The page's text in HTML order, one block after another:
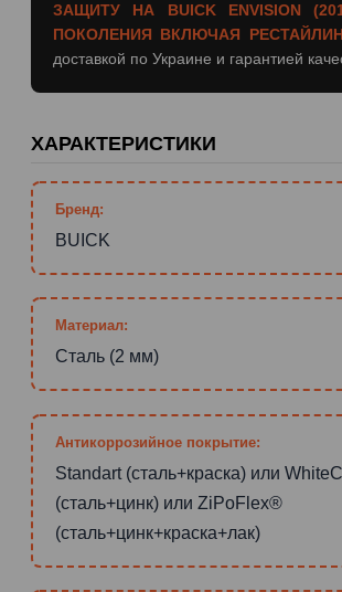
ЗАЩИТУ НА BUICK ENVISION
ПОКОЛЕНИЯ ВКЛЮЧАЯ
доставкой по Украине и гарантией
ХАРАКТЕРИСТИКИ
Бренд:
BUICK
Материал:
Сталь (2 мм)
Антикоррозийное покрытие:
Standart (сталь+краска) или
(сталь+цинк) или ZiPoFlex®
(сталь+цинк+краска+лак)